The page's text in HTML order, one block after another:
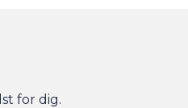
for dig.